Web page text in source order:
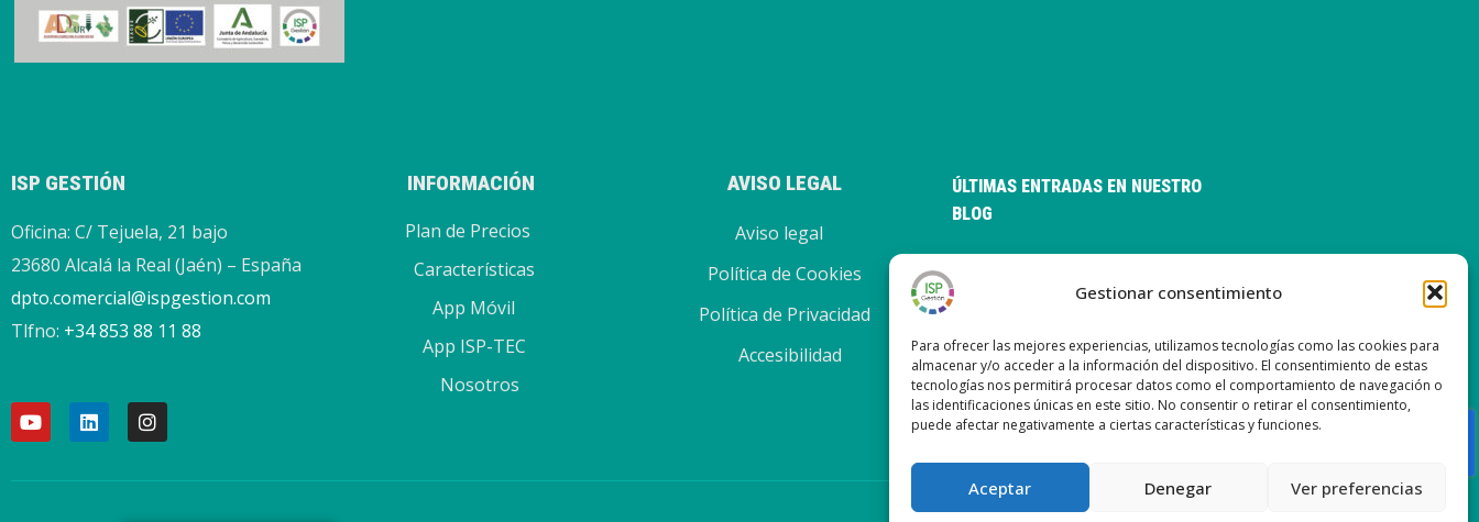
Gestionar consentimiento
Para ofrecer las mejores experiencias, utilizamos tecnologías como las cookies para
almacenar y/o acceder a la información del dispositivo. El consentimiento de estas
tecnologías nos permitirá procesar datos como el comportamiento de navegación o
las identificaciones únicas en este sitio. No consentir o retirar el consentimiento,
puede afectar negativamente a ciertas características y funciones.
Aceptar Denegar Ver preferencias
ISP GESTIÓN
Oficina: C/ Tejuela, 21 bajo
23680 Alcalá la Real (Jaén) – España
dpto.comercial@ispgestion.com
Tlfno: +34 853 88 11 88
INFORMACIÓN
Plan de Precios
Características
App Móvil
App ISP-TEC
Nosotros
AVISO LEGAL
Aviso legal
Política de Cookies
Política de Privacidad
Accesibilidad
ÚLTIMAS ENTRADAS EN NUESTRO
BLOG
Nueva versión ISP Gestión 6.2
Nueva versión ISP Gestión 6.01
Nueva versión ISP Gestión 6.0
Nueva versión ISP Gestión 5.13